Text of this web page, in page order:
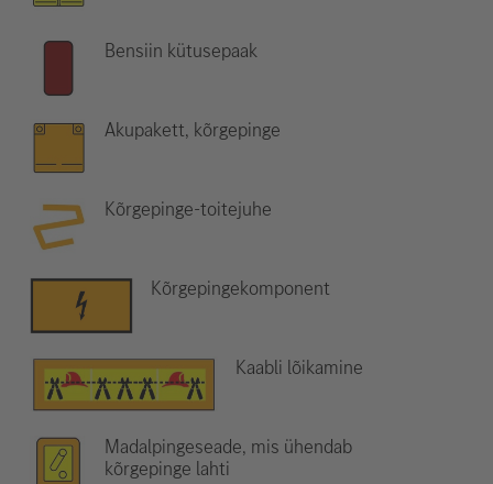
Bensiin kütusepaak
Akupakett, kõrgepinge
Kõrgepinge-toitejuhe
Kõrgepingekomponent
Kaabli lõikamine
Madalpingeseade, mis ühendab
kõrgepinge lahti